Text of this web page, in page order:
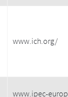
www.ich.org/
www.ipec-